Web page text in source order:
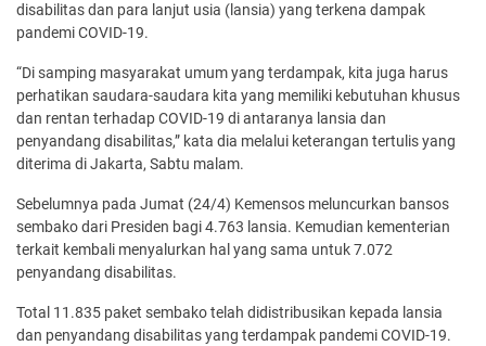
disabilitas dan para lanjut usia (lansia) yang terkena dampak
pandemi COVID-19.
“Di samping masyarakat umum yang terdampak, kita juga harus
perhatikan saudara-saudara kita yang memiliki kebutuhan khusus
dan rentan terhadap COVID-19 di antaranya lansia dan
penyandang disabilitas,” kata dia melalui keterangan tertulis yang
diterima di Jakarta, Sabtu malam.
Sebelumnya pada Jumat (24/4) Kemensos meluncurkan bansos
sembako dari Presiden bagi 4.763 lansia. Kemudian kementerian
terkait kembali menyalurkan hal yang sama untuk 7.072
penyandang disabilitas.
Total 11.835 paket sembako telah didistribusikan kepada lansia
dan penyandang disabilitas yang terdampak pandemi COVID-19.